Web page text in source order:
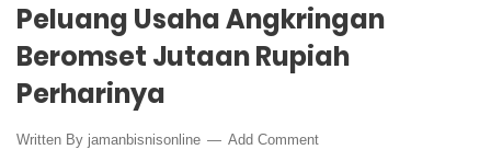
Peluang Usaha Angkringan
Beromset Jutaan Rupiah
Perharinya
Written By jamanbisnisonline Add Comment